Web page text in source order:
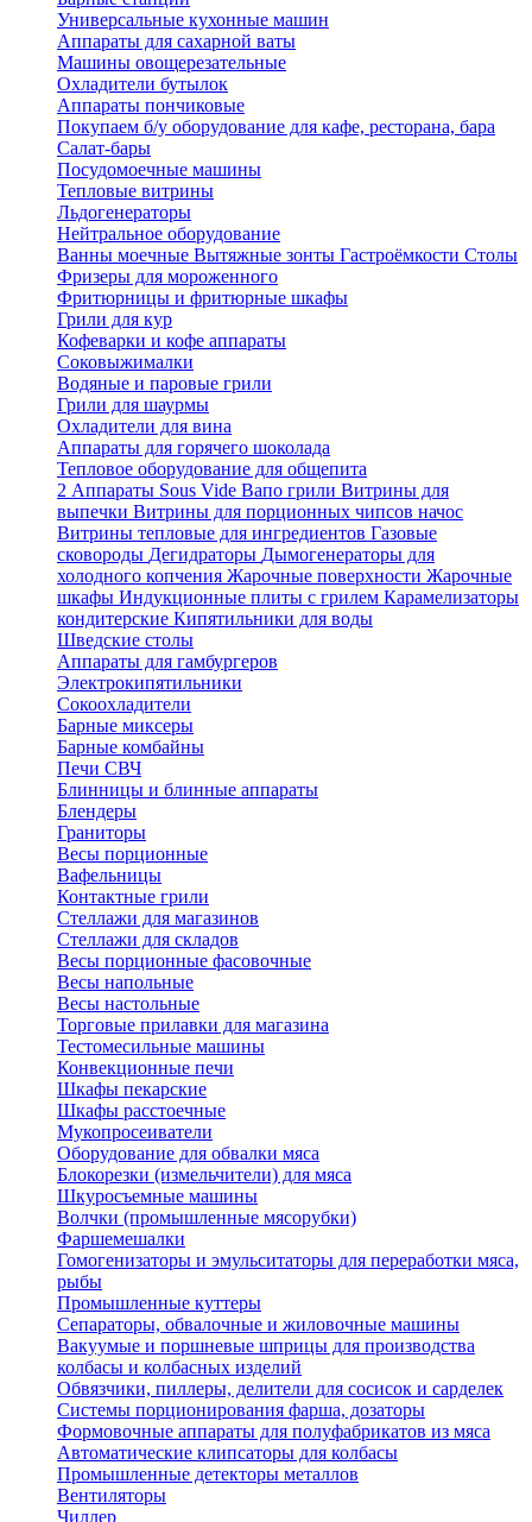
Универсальные кухонные машин
Аппараты для сахарной ваты
Машины овощерезательные
Охладители бутылок
Аппараты пончиковые
Покупаем б/у оборудование для кафе, ресторана, бара
Салат-бары
Посудомоечные машины
Тепловые витрины
Льдогенераторы
Нейтральное оборудование
Ванны моечные Вытяжные зонты Гастроёмкости Столы
Фризеры для мороженного
Фритюрницы и фритюрные шкафы
Грили для кур
Кофеварки и кофе аппараты
Соковыжималки
Водяные и паровые грили
Грили для шаурмы
Охладители для вина
Аппараты для горячего шоколада
Тепловое оборудование для общепита
2 Аппараты Sous Vide Вапо грили Витрины для
выпечки Витрины для порционных чипсов начос
Витрины тепловые для ингредиентов Газовые
сковороды Дегидраторы Дымогенераторы для
холодного копчения Жарочные поверхности Жарочные
шкафы Индукционные плиты с грилем Карамелизаторы
кондитерские Кипятильники для воды
Шведские столы
Аппараты для гамбургеров
Электрокипятильники
Сокоохладители
Барные миксеры
Барные комбайны
Печи СВЧ
Блинницы и блинные аппараты
Блендеры
Граниторы
Весы порционные
Вафельницы
Контактные грили
Стеллажи для магазинов
Стеллажи для складов
Весы порционные фасовочные
Весы напольные
Весы настольные
Торговые прилавки для магазина
Тестомесильные машины
Конвекционные печи
Шкафы пекарские
Шкафы расстоечные
Мукопросеиватели
Оборудование для обвалки мяса
Блокорезки (измельчители) для мяса
Шкуросъемные машины
Волчки (промышленные мясорубки)
Фаршемешалки
Гомогенизаторы и эмульситаторы для переработки мяса,
рыбы
Промышленные куттеры
Сепараторы, обвалочные и жиловочные машины
Вакуумые и поршневые шприцы для производства
колбасы и колбасных изделий
Обвязчики, пиллеры, делители для сосисок и сарделек
Системы порционирования фарша, дозаторы
Формовочные аппараты для полуфабрикатов из мяса
Автоматические клипсаторы для колбасы
Промышленные детекторы металлов
Вентиляторы
Чиллер